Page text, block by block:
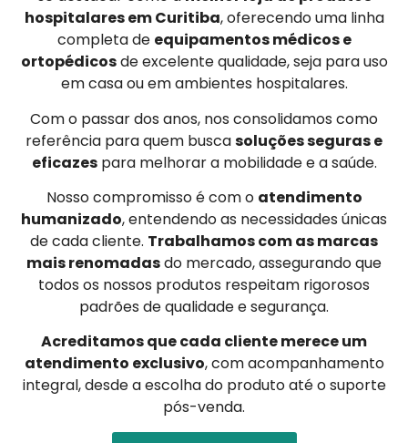
hospitalares em Curitiba, oferecendo uma linha
completa de equipamentos médicos e
ortopédicosde excelente qualidade, seja para uso
em casa ou em ambientes hospitalares.
Com o passar dos anos, nos consolidamos como
referência para quem buscasoluções seguras e
eficazespara melhorar a mobilidade e a saúde.
Nosso compromisso é com o atendimento
humanizado, entendendo as necessidades únicas
de cada cliente. Trabalhamos com as marcas
mais renomadasdo mercado, assegurando que
todos os nossos produtos respeitam rigorosos
padrões de qualidade e segurança.
Acreditamos que cada cliente merece um
atendimento exclusivo, com acompanhamento
integral, desde a escolha do produto até o suporte
pós-venda.